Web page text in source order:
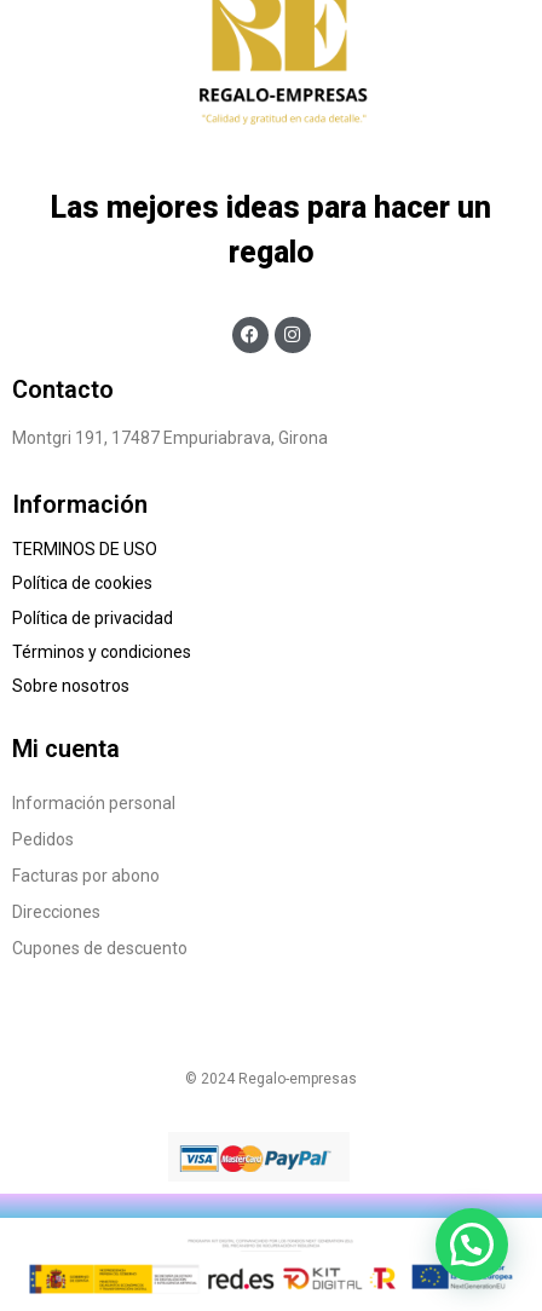
Las mejores ideas para hacer un
regalo
Contacto
Montgri 191, 17487 Empuriabrava, Girona
Información
TERMINOS DE USO
Política de cookies
Política de privacidad
Términos y condiciones
Sobre nosotros
Mi cuenta
Información personal
Pedidos
Facturas por abono
Direcciones
Cupones de descuento
© 2024 Regalo-empresas